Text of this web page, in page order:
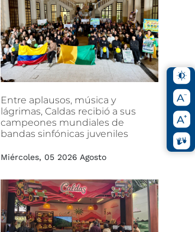
Entre aplausos, música y
lágrimas, Caldas recibió a sus
campeones mundiales de
bandas sinfónicas juveniles
Miércoles, 05 2026 Agosto